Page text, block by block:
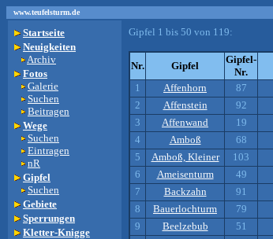
www.teufelsturm.de
Startseite
Neuigkeiten
Archiv
Fotos
Galerie
Suchen
Beitragen
Wege
Suchen
Eintragen
nR
Gipfel
Suchen
Gebiete
Sperrungen
Kletter-Knigge
Gipfel 1 bis 50 von 119:
Nr. Gipfel
Gipfel-
Nr.
1
Affenhorn 87
2
Affenstein 92
3
Affenwand 19
4
Amboß 68
5
Amboß, Kleiner 103
6
Ameisenturm 49
7
Backzahn 91
8
Bauerlochturm 79
9
Beelzebub 51